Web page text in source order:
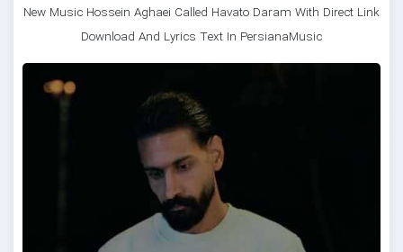
New Music Hossein Aghaei Called Havato Daram With Direct Link
Download And Lyrics Text In PersianaMusic